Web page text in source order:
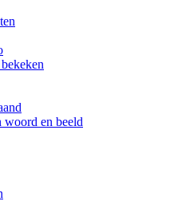
woord en beeld